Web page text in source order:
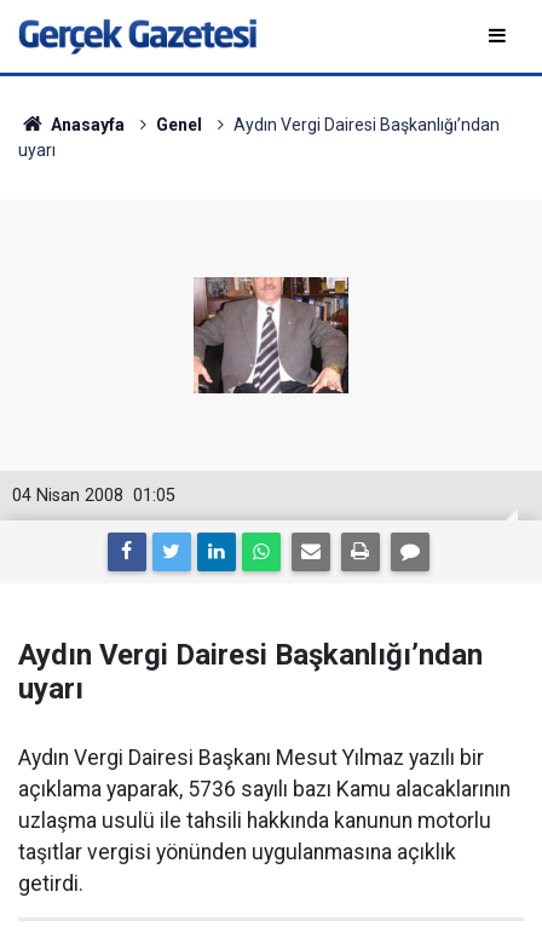
Anasayfa Genel
Aydın Vergi Dairesi Başkanlığı’ndan
uyarı
01:05
04 Nisan 2008
Aydın Vergi Dairesi Başkanlığı’ndan
uyarı
Aydın Vergi Dairesi Başkanı Mesut Yılmaz yazılı bir
açıklama yaparak, 5736 sayılı bazı Kamu alacaklarının
uzlaşma usulü ile tahsili hakkında kanunun motorlu
taşıtlar vergisi yönünden uygulanmasına açıklık
getirdi.